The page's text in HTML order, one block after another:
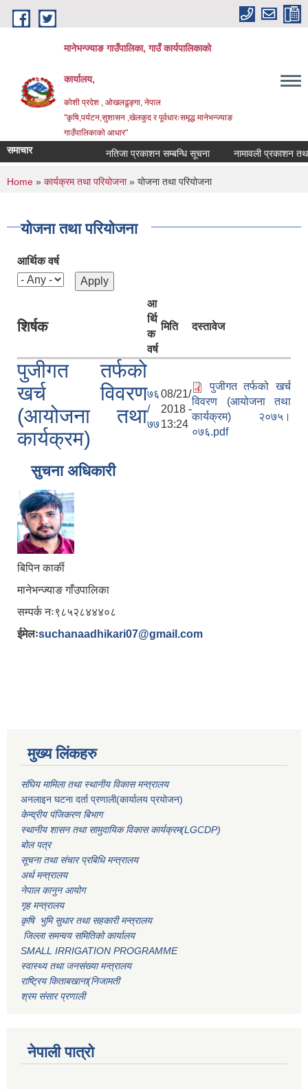
Skip to main content
मानेभन्ज्याङ गाउँपालिका, गाउँ कार्यपालिकाको
कार्यालय,
कोशी प्रदेश , ओखलढुङ्गा, नेपाल
"कृषि,पर्यटन,सुशासन ,खेलकुद र पूर्वधारःसमृद्ध मानेभन्ज्याङ
गाउँपालिकाको आधार"
समाचार नतिजा प्रकाशन सम्बन्धि सूचना नामावली प्रकाशन तथा
You are here
Home » कार्यक्रम तथा परियोजना» योजना तथा परियोजना
योजना तथा परियोजना
आर्थिक वर्ष
शिर्षक
आ
र्थि
क
वर्ष
मिति दस्तावेज
पुजीगत तर्फको
खर्च विवरण
(आयोजना तथा
कार्यक्रम)
७६
/
७७
08/21/
2018 -
13:24
पुजीगत तर्फको खर्च
विवरण (आयोजना तथा
कार्यक्रम) २०७५।
०७६.pdf
सुचना अधिकारी
बिपिन कार्की
मानेभन्ज्याङ गाँउपालिका
सम्पर्क नः९८५२८४४४०८
ईमेलःsuchanaadhikari07@gmail.com
मुख्य लिंकहरु
संघिय मामिला तथा स्थानीय विकास मन्त्रालय
अनलाइन घटना दर्ता प्रणाली(कार्यालय प्रयोजन)
केन्द्रीय पंजिकरण बिभाग
स्थानीय शासन तथा सामुदायिक विकास कार्यक्रम(LGCDP)
बोल पत्र
सूचना तथा संचार प्रबिधि मन्त्रालय
अर्थ मन्त्रालय
नेपाल कानुन आयोग
गृह मन्त्रालय
कृषि भुमि सुधार तथा सहकारी मन्त्रालय
जिल्ला समन्वय समितिको कार्यालय
SMALL IRRIGATION PROGRAMME
स्वास्थ्य तथा जनसंख्या मन्त्रालय
राष्ट्रिय किताबखाना(निजामती
श्रम संसार प्रणाली
नेपाली पात्रो